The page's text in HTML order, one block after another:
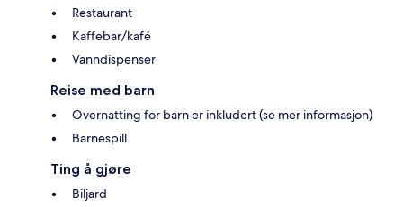
Restaurant
Kaffebar/kafé
Vanndispenser
Reise med barn
Overnatting for barn er inkludert (se mer informasjon)
Barnespill
Ting å gjøre
Biljard